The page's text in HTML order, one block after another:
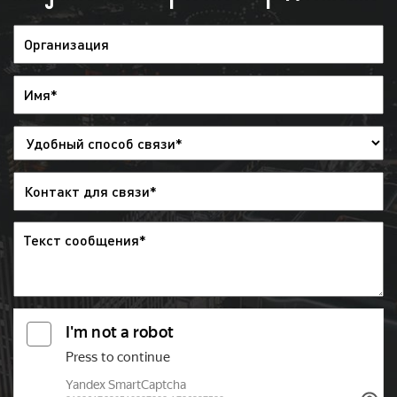
Если говорить коротко, то телевидение смотрят
самый широкий круг людей. Вместе с тем,
телеканалы представляют разный контент,
ориентированный на различную публику.
Следовательно, рекламодателю необходимо знать
целевую аудиторию телеканала, чтобы разместить
рекламу с наибольшой эффективностью. В
решении данной задачи вам помогут специалисты
товаров и услуг, определим целевую аудиторию
вашего продукта, подберем подходящий
Эффективность рекламы на «СТС Love»
в Орехово-Зуево